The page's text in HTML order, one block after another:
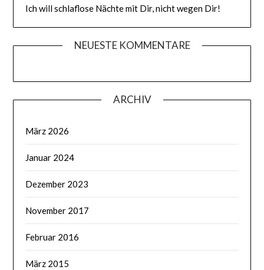
Ich will schlaflose Nächte mit Dir, nicht wegen Dir!
NEUESTE KOMMENTARE
ARCHIV
März 2026
Januar 2024
Dezember 2023
November 2017
Februar 2016
März 2015